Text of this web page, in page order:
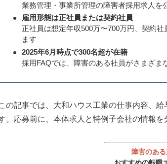
業務管理・事業所管理の障害者採用求人を
雇用形態は正社員または契約社員
正社員は想定年収500万〜700万円、契約
ます
2025年6月時点で300名超が在籍
採用FAQでは、障害のある社員がさまざ
の記事では、大和ハウス工業の仕事内容、
。応募前に、本体求人と特例子会社の情報を
障害のあ